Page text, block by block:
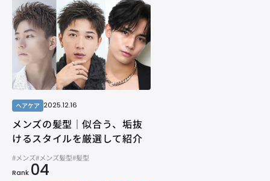
ヘアケア 2025.12.16
メンズの髪型｜似合う、垢抜
けるスタイルを厳選して紹介
#メンズ#メンズ髪型#髪型
Rank 04